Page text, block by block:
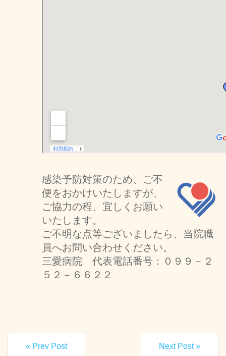
感染予防対策のため、ご不
便をおかけいたしますが、
ご協力の程、宜しくお願い
いたします。
ご不明な点等ございましたら、当院職
員へお問い合わせください。
三愛病院 代表電話番号：０９９－２
５２－６６２２
« Prev Post Next Post »